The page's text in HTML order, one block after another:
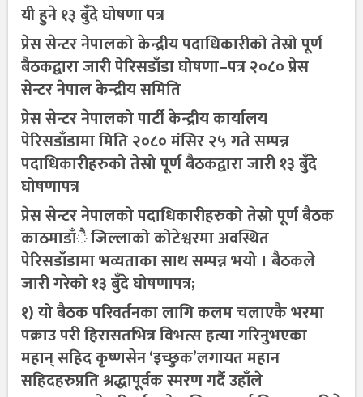
यी हुने १३ बुँदे घोषणा पत्र
प्रेस सेन्टर नेपालको केन्द्रीय पदाधिकारीको तेस्रो पूर्ण
बैठकद्वारा जारी पेरिसडाँडा घोषणा–पत्र २०८० प्रेस
सेन्टर नेपाल केन्द्रीय समिति
प्रेस सेन्टर नेपालको पार्टी केन्द्रीय कार्यालय
पेरिसडाँडामा मिति २०८० मंसिर २५ गते सम्पन्न
पदाधिकारीहरुको तेस्रो पूर्ण बैठकद्वारा जारी १३ बुँदे
घोषणापत्र
प्रेस सेन्टर नेपालको पदाधिकारीहरुको तेस्रो पूर्ण बैठक
काठमाडाँै जिल्लाको कोटेश्वरमा अवस्थित
पेरिसडाँडामा भव्यताका साथ सम्पन्न भयो । बैठकले
जारी गरेको १३ बुँदे घोषणापत्र;
१) यो बैठक परिवर्तनका लागि कलम चलाएकै भरमा
पक्राउ परी हिरासतभित्र विभत्स हत्या गरिनुभएका
महान् सहिद कृष्णसेन ‘इच्छुक’लगायत महान
सहिदहरुप्रति श्रद्धापूर्वक स्मरण गर्दै उहाँले